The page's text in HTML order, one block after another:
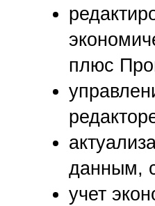
плюс
данным,
учет